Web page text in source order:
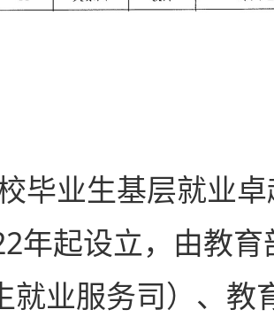
毕业生基层就业
年起设立，由教
就业服务司）、教